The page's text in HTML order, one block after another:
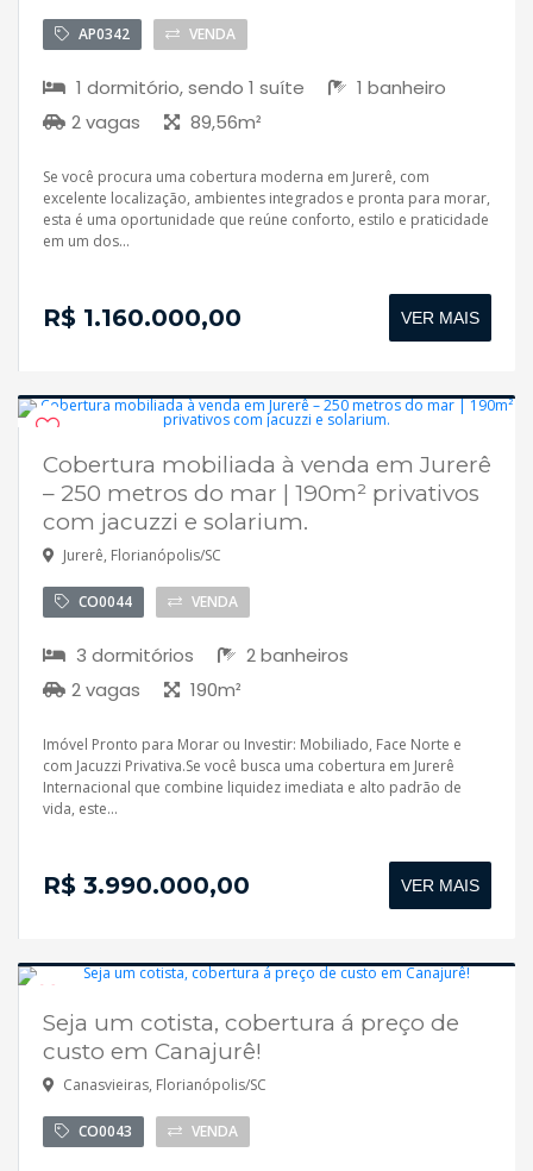
AP0342 VENDA
1 dormitório, sendo 1 suíte
1 banheiro
2 vagas
89,56m²
Se você procura uma cobertura moderna em Jurerê, com
excelente localização, ambientes integrados e pronta para morar,
esta é uma oportunidade que reúne conforto, estilo e praticidade
em um dos...
R$ 1.160.000,00 VER MAIS
Disponível
Aceita financiamento
Cobertura mobiliada à venda em Jurerê
– 250 metros do mar | 190m² privativos
com jacuzzi e solarium.
Jurerê, Florianópolis/SC
CO0044 VENDA
3 dormitórios
2 banheiros
2 vagas
190m²
Imóvel Pronto para Morar ou Investir: Mobiliado, Face Norte e
com Jacuzzi Privativa.Se você busca uma cobertura em Jurerê
Internacional que combine liquidez imediata e alto padrão de
vida, este...
R$ 3.990.000,00 VER MAIS
Breve lançamento
Seja um cotista, cobertura á preço de
custo em Canajurê!
Canasvieiras, Florianópolis/SC
CO0043 VENDA